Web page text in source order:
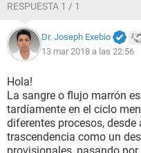
RESPUESTA 1 / 1
Dr. Joseph Exebio
13 mar 2018 a las 22:56
Hola!
La sangre o flujo marrón
tardíamente en el ciclo
diferentes procesos,
trascendencia como un